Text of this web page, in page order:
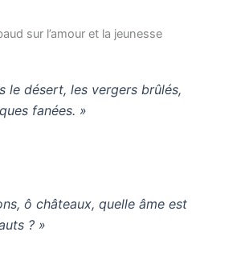
sur l’amour et la jeunesse
le désert, les vergers brûlés,
fanées. »
ô châteaux, quelle âme est
? »